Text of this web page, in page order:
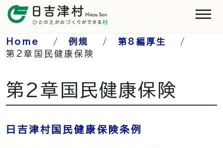
Home / 例規 / 第8編厚生
/
第2章国民健康保険
第2章国民健康保険
日吉津村国民健康保険条例